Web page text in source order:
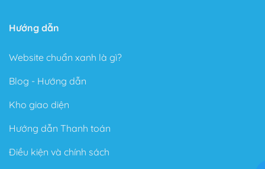
Hướng dẫn
Website chuẩn xanh là gì?
Blog - Hướng dẫn
Kho giao diện
Hướng dẫn Thanh toán
Điều kiện và chính sách